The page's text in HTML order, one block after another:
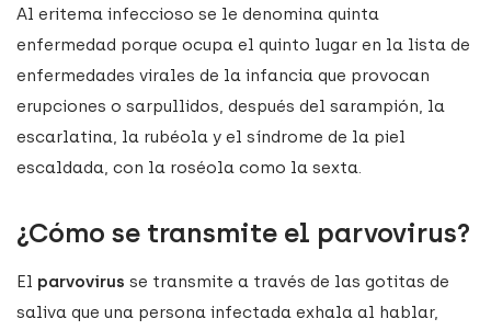
Al eritema infeccioso se le denomina quinta
enfermedad porque ocupa el quinto lugar en la lista de
enfermedades virales de la infancia que provocan
erupciones o sarpullidos, después del sarampión, la
escarlatina, la rubéola y el síndrome de la piel
escaldada, con la roséola como la sexta.
¿Cómo se transmite el parvovirus?
El parvovirus se transmite a través de las gotitas de
saliva que una persona infectada exhala al hablar,